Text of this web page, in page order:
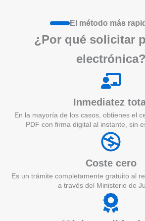
El método más
¿Por qué solicitar
electrónica?
Inmediatez
En la mayoría de los casos, obtienes el
PDF con firma digital al instante, sin
Coste cero
Es un trámite completamente gratuito al
a través del Ministerio de